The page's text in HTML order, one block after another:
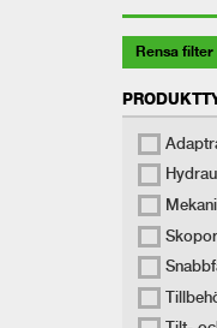
Rensa filter
Skopor